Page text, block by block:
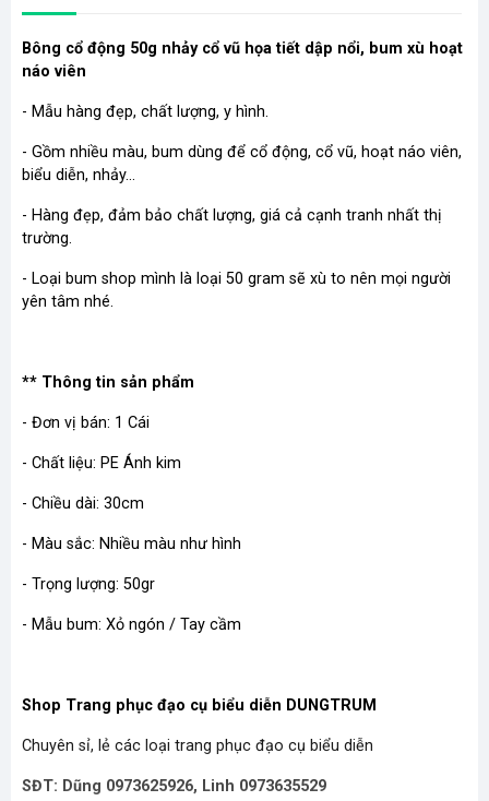
Bông cổ động 50g nhảy cổ vũ họa tiết dập nổi, bum xù hoạt
náo viên
- Mẫu hàng đẹp, chất lượng, y hình.
- Gồm nhiều màu, bum dùng để cổ động, cổ vũ, hoạt náo viên,
biểu diễn, nhảy...
- Hàng đẹp, đảm bảo chất lượng, giá cả cạnh tranh nhất thị
trường.
- Loại bum shop mình là loại 50 gram sẽ xù to nên mọi người
yên tâm nhé.
** Thông tin sản phẩm
- Đơn vị bán: 1 Cái
- Chất liệu: PE Ánh kim
- Chiều dài: 30cm
- Màu sắc: Nhiều màu như hình
- Trọng lượng: 50gr
- Mẫu bum: Xỏ ngón / Tay cầm
Shop Trang phục đạo cụ biểu diễn DUNGTRUM
Chuyên sỉ, lẻ các loại trang phục đạo cụ biểu diễn
SĐT: Dũng 0973625926, Linh 0973635529